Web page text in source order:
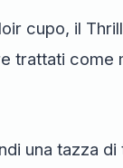
cupo, il
trattati come
una tazza